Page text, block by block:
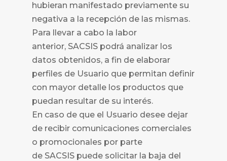
hubieran manifestado previamente su
negativa a la recepción de las mismas.
Para llevar a cabo la labor
anterior, SACSIS podrá analizar los
datos obtenidos, a fin de elaborar
perfiles de Usuario que permitan definir
con mayor detalle los productos que
puedan resultar de su interés.
En caso de que el Usuario desee dejar
de recibir comunicaciones comerciales
o promocionales por parte
de SACSIS puede solicitar la baja del